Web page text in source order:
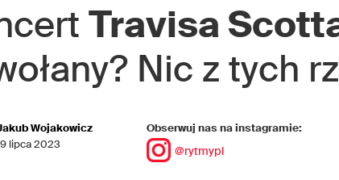
Travisa
Nic z tych
Wojakowicz
lipca 2023
Obserwuj nas na instagramie:
@rytmypl